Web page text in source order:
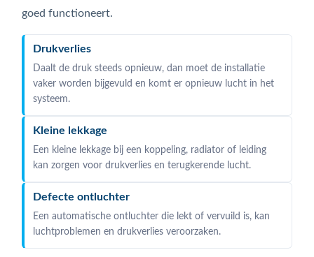
goed functioneert.
Drukverlies
Daalt de druk steeds opnieuw, dan moet de installatie
vaker worden bijgevuld en komt er opnieuw lucht in het
systeem.
Kleine lekkage
Een kleine lekkage bij een koppeling, radiator of leiding
kan zorgen voor drukverlies en terugkerende lucht.
Defecte ontluchter
Een automatische ontluchter die lekt of vervuild is, kan
luchtproblemen en drukverlies veroorzaken.